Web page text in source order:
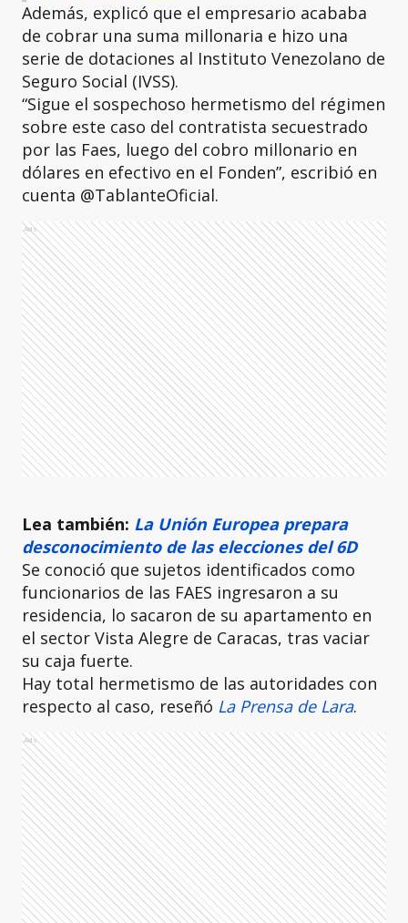
Además, explicó que el empresario acababa
de cobrar una suma millonaria e hizo una
serie de dotaciones al Instituto Venezolano de
Seguro Social (IVSS).
“Sigue el sospechoso hermetismo del régimen
sobre este caso del contratista secuestrado
por las Faes, luego del cobro millonario en
dólares en efectivo en el Fonden”, escribió en
cuenta @TablanteOficial.
Ads
Lea también: La Unión Europea prepara
desconocimiento de las elecciones del 6D
Se conoció que sujetos identificados como
funcionarios de las FAES ingresaron a su
residencia, lo sacaron de su apartamento en
el sector Vista Alegre de Caracas, tras vaciar
su caja fuerte.
Hay total hermetismo de las autoridades con
respecto al caso, reseñó La Prensa de Lara.
Ads